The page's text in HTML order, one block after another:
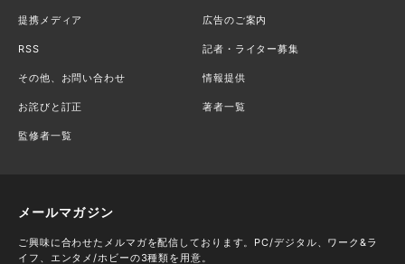
提携メディア 広告のご案内
RSS 記者・ライター募集
その他、お問い合わせ 情報提供
お詫びと訂正 著者一覧
監修者一覧
メールマガジン
ご興味に合わせたメルマガを配信しております。PC/デジタル、ワーク&ラ
イフ、エンタメ/ホビーの3種類を用意。